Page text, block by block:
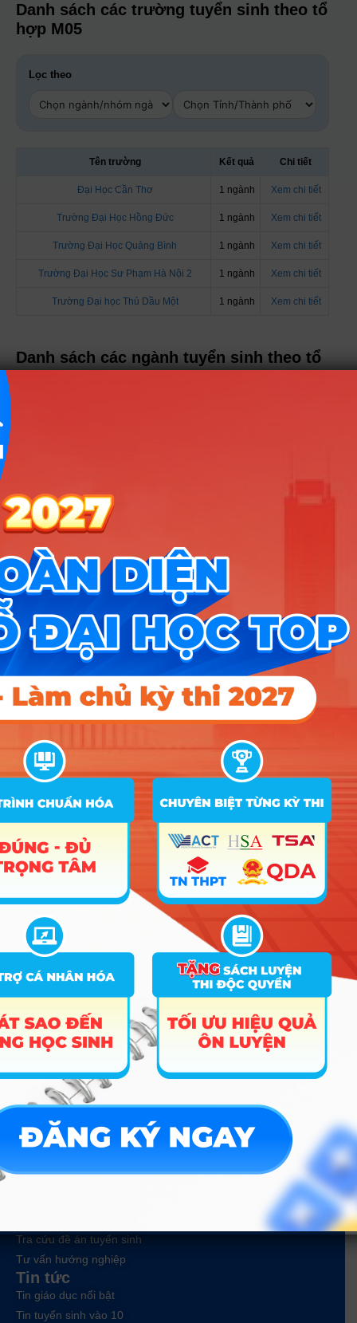
Danh sách các trường tuyển sinh theo tổ
hợp M05
Lọc theo
Tên trường Kết quả Chi tiết
Đại Học Cần Thơ 1 ngành Xem chi tiết
Trường Đại Học Hồng Đức 1 ngành Xem chi tiết
Trường Đại Học Quảng Bình 1 ngành Xem chi tiết
Trường Đại Học Sư Phạm Hà Nội 2 1 ngành Xem chi tiết
Trường Đại học Thủ Dầu Một 1 ngành Xem chi tiết
Danh sách các ngành tuyển sinh theo tổ
Học viện Công an Nhân dân điểm chuẩn 2026: Cập nhật mới nhất
Điểm sàn các trường công an năm 2026
CÔNG CỤ TRA CỨU
➜Trắc nghiệm MBTI
➜Đề án tuyển sinh
➜Tra cứu tổ hợp môn
➜Xếp hạng điểm thi
Hướng nghiệp
HOCMAI
Tra cứu đề án tuyển sinh
Tư vấn hướng nghiệp
Tin tức
Tin giáo dục nổi bật
Tin tuyển sinh vào 10